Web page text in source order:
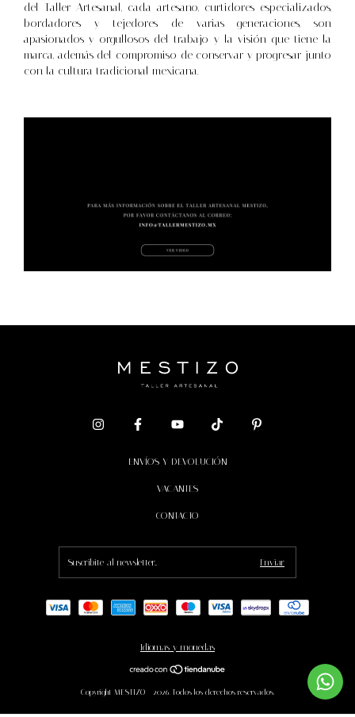
del Taller Artesanal, cada artesano, curtidores especializados,
bordadores y tejedores de varias generaciones, son
apasionados y orgullosos del trabajo y la visión que tiene la
marca, además del compromiso de conservar y progresar junto
con la cultura tradicional mexicana.
ENVÍOS Y DEVOLUCIÓN
VACANTES
CONTACTO
Idiomas y monedas
Copyright MESTIZO - 2026. Todos los derechos reservados.